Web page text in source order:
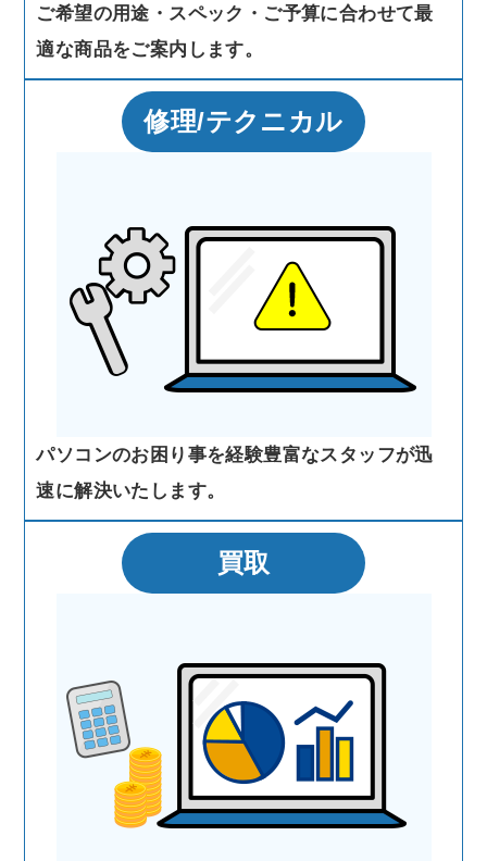
ご希望の用途・スペック・ご予算に合わせて最
適な商品をご案内します。
修理/テクニカル
パソコンのお困り事を経験豊富なスタッフが迅
速に解決いたします。
買取